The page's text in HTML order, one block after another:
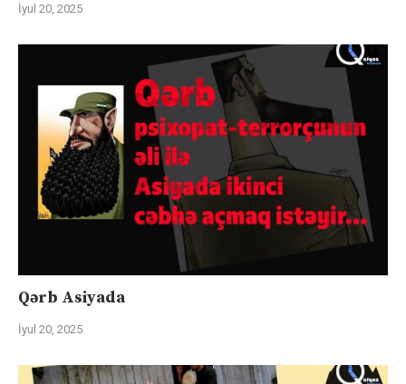
İyul 20, 2025
Qərb Asiyada
İyul 20, 2025